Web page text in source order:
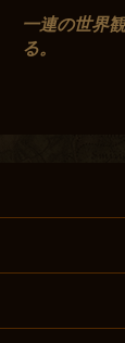
一連の世界
る。